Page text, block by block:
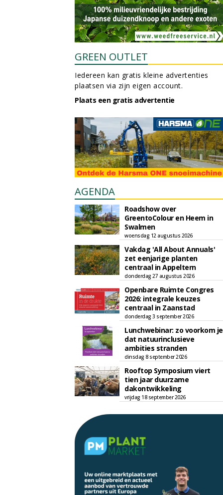
GREEN OUTLET
Iedereen kan gratis kleine advertenties
plaatsen via zijn eigen account.
Plaats een gratis advertentie
AGENDA
Roadshow over
GreentoColour en Heem in
Swalmen
woensdag 12 augustus 2026
Vakdag 'All About Annuals'
zet eenjarige planten
centraal in Appeltern
donderdag 27 augustus 2026
Openbare Ruimte Congres
2026: integrale keuzes
centraal in Zaanstad
donderdag 3 september 2026
Lunchwebinar: zo voorkom je
dat natuurinclusieve
ambities stranden
dinsdag 8 september 2026
Rooftop Symposium viert
tien jaar duurzame
dakontwikkeling
vrijdag 18 september 2026